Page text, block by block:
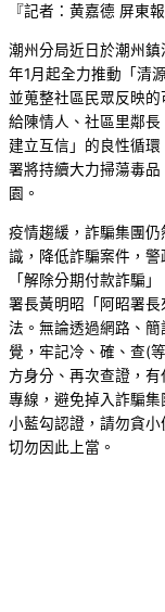
『記者：黄嘉德 屏東報
潮州分局近日於潮州
年1月起全力推動「清
並蒐整社區民眾反映
給陳情人、社區里鄰
建立互信」的良性循
署將持續大力掃蕩毒
園。
疫情趨緩，詐騙集團
識，降低詐騙案件，警
「解除分期付款詐騙
署長黃明昭「阿昭署
法。無論透過網路、
覺，牢記冷、確、查(
方身分、再次查證，
專線，避免掉入詐騙
小藍勾認證，請勿貪小
切勿因此上當。